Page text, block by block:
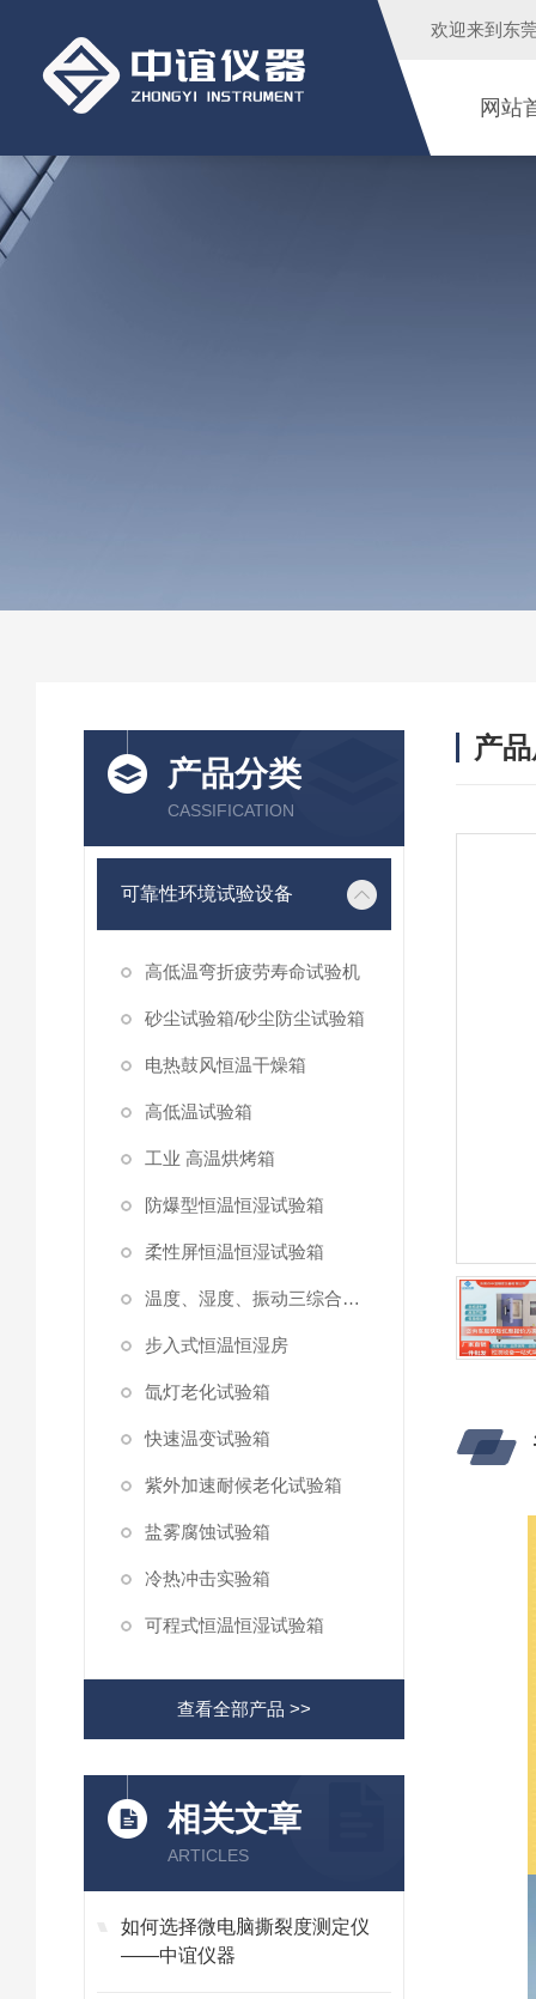
欢迎来到 东
网站
产品分类
CASSIFICATION
可靠性环境试验设备
高低温弯折疲劳寿命试验机
砂尘试验箱/砂尘防尘试验箱
电热鼓风恒温干燥箱
高低温试验箱
工业 高温烘烤箱
防爆型恒温恒湿试验箱
柔性屏恒温恒湿试验箱
温度、湿度、振动三综合试验箱
步入式恒温恒湿房
氙灯老化试验箱
快速温变试验箱
紫外加速耐候老化试验箱
盐雾腐蚀试验箱
冷热冲击实验箱
可程式恒温恒湿试验箱
查看全部产品 >>
相关文章
ARTICLES
如何选择微电脑撕裂度测定仪
——中谊仪器
产